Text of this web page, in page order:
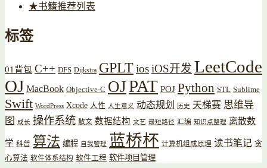
★书籍推荐列表
标签
01背包 C++ DFS Dijkstra GPLTiosiOS开发 LeetCode
OJ MacBook Objective-C OJPAT POJ Python STL Sublime
Swift WordPress Xcode 人性 人生意义 动态规划 历史 天梯赛 思维导
图
成长 操作系统 散文 数据结构 文艺 最短路径 汇编 知识点整理 离散数
学 科普 算法 编程 自我管理 蓝桥杯 计算机组成原理 读书笔记 贪
心算法 软件体系结构 软件工程 软件项目管理